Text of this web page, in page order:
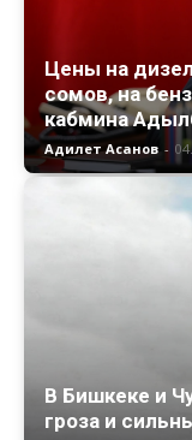
Цены на
сомов, на
кабмина
Адилет Асанов -
В Бишкеке и
гроза и